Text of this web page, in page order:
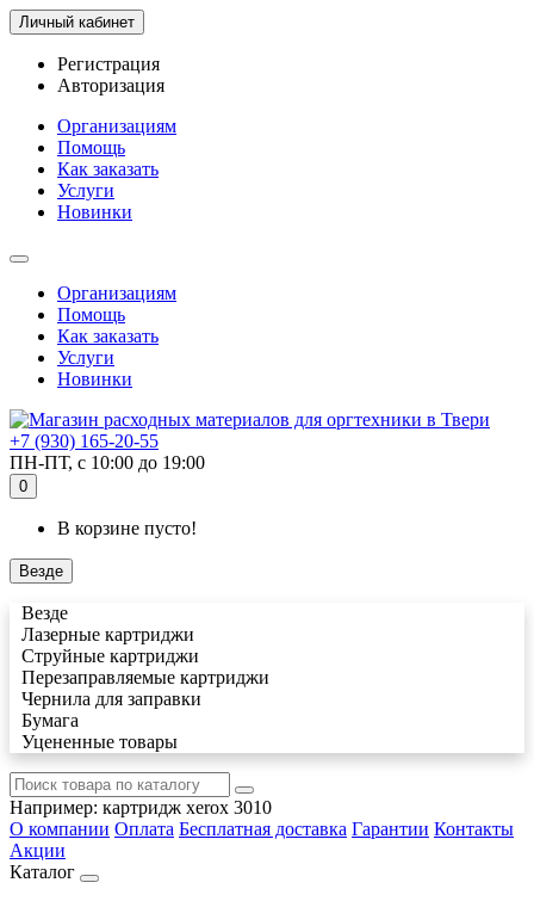
Личный кабинет
Регистрация
Авторизация
Организациям
Помощь
Как заказать
Услуги
Новинки
Организациям
Помощь
Как заказать
Услуги
Новинки
+7 (930) 165-20-55
ПН-ПТ, с 10:00 до 19:00
0
В корзине пусто!
Везде
Везде
Лазерные картриджи
Струйные картриджи
Перезаправляемые картриджи
Чернила для заправки
Бумага
Уцененные товары
Например: картридж xerox 3010
О компании Оплата Бесплатная доставка Гарантии Контакты
Акции
Каталог